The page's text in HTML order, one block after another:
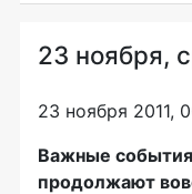
23 ноября,
23 ноября 2011,
Важные
продолжают